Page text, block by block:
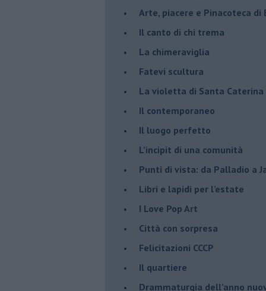
Arte, piacere e Pinacoteca di
​Il canto di chi trema
La chimeraviglia
​Fatevi scultura
​La violetta di Santa Caterina
​Il contemporaneo
​Il luogo perfetto
​L’incipit di una comunità
Punti di vista: da Palladio a
​Libri e lapidi per l’estate
​I Love Pop Art
Città con sorpresa
Felicitazioni CCCP
​Il quartiere
​Drammaturgia dell’anno